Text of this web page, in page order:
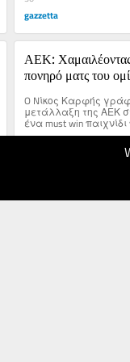
gazzetta
ΑΕΚ:
πονηρό ματς του
O Nίκος Καρφής
μετάλλαξη της ΑΕΚ
ένα must win
ξεκλειδώνει την